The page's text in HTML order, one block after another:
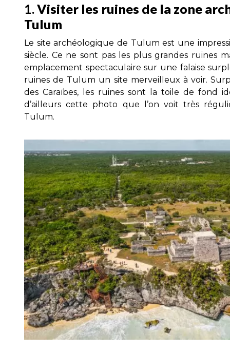
1.Visiter les ruines de la zone
Tulum
Le site archéologique de Tulum est une
siècle. Ce ne sont pas les plus grandes ruines
emplacement spectaculaire sur une falaise
ruines de Tulum un site merveilleux à voir.
des Caraïbes, les ruines sont la toile de fond
d’ailleurs cette photo que l’on voit très
Tulum.